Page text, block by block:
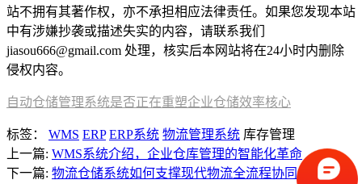
站不拥有其著作权，亦不承担相应法律责任。如果您发现本站
中有涉嫌抄袭或描述失实的内容，请联系我们
jiasou666@gmail.com 处理，核实后本网站将在24小时内删除
侵权内容。
自动仓储管理系统是否正在重塑企业仓储效率核心
标签： WMS ERP ERP系统 物流管理系统 库存管理
上一篇: WMS系统介绍，企业仓库管理的智能化革命
下一篇: 物流仓储系统如何支撑现代物流全流程协同